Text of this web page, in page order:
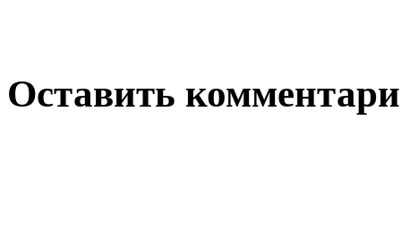
Оставить